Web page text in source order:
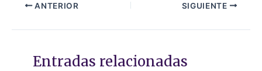
ANTERIOR SIGUIENTE
Entradas relacionadas